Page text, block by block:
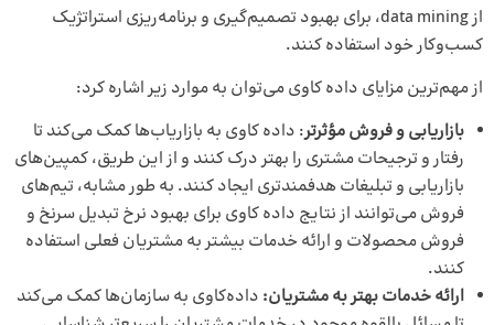
از data mining، برای بهبود تصمیم‌گیری و برنامه‌ریزی استراتژیک
کسب‌وکار خود استفاده کنند.
از مهم‌ترین مزایای داده کاوی می‌توان به موارد زیر اشاره کرد:
بازاریابی و فروش مؤثرتر: داده کاوی به بازاریاب‌ها کمک می‌کند تا
رفتار و ترجیحات مشتری را بهتر درک کنند و از این طریق، کمپین‌های
بازاریابی و تبلیغات هدفمندتری ایجاد کنند. به طور مشابه، تیم‌های
فروش می‌توانند از نتایج داده کاوی برای بهبود نرخ تبدیل سرنخ و
فروش محصولات و ارائه خدمات بیشتر به مشتریان فعلی استفاده
کنند.
ارائه خدمات بهتر به مشتریان: داده‌کاوی به سازمان‌ها کمک می‌کند